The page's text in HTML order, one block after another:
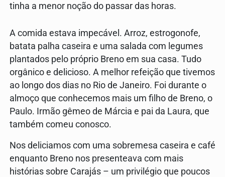
tinha a menor noção do passar das horas.
A comida estava impecável. Arroz, estrogonofe,
batata palha caseira e uma salada com legumes
plantados pelo próprio Breno em sua casa. Tudo
orgânico e delicioso. A melhor refeição que tivemos
ao longo dos dias no Rio de Janeiro. Foi durante o
almoço que conhecemos mais um filho de Breno, o
Paulo. Irmão gêmeo de Márcia e pai da Laura, que
também comeu conosco.
Nos deliciamos com uma sobremesa caseira e café
enquanto Breno nos presenteava com mais
histórias sobre Carajás – um privilégio que poucos